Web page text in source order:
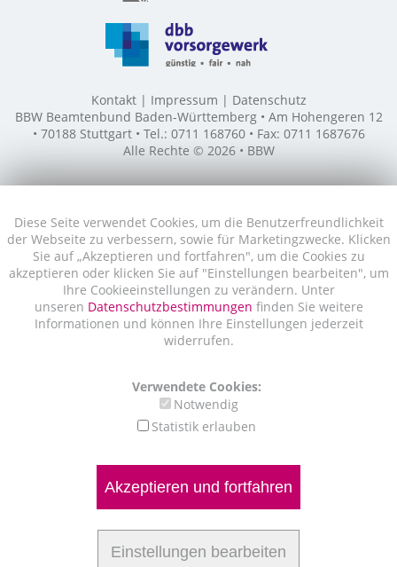
Diese Seite verwendet Cookies, um die Benutzerfreundlichkeit
der Webseite zu verbessern, sowie für Marketingzwecke. Klicken
Sie auf „Akzeptieren und fortfahren", um die Cookies zu
akzeptieren oder klicken Sie auf "Einstellungen bearbeiten", um
Ihre Cookieeinstellungen zu verändern. Unter
unseren Datenschutzbestimmungen finden Sie weitere
Informationen und können Ihre Einstellungen jederzeit
widerrufen.
Verwendete Cookies:
Notwendig
Statistik erlauben
Akzeptieren und fortfahren
Einstellungen bearbeiten
Kontakt Impressum
Datenschutz
BBW Beamtenbund Baden-Württemberg • Am Hohengeren 12
• 70188 Stuttgart • Tel.: 0711 168760 • Fax: 0711 1687676
Alle Rechte © 2026 • BBW